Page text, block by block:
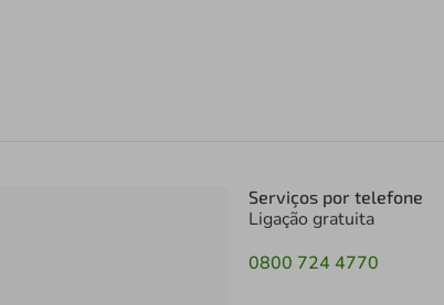
Serviços por telefone
Ligação gratuita
0800 724 4770